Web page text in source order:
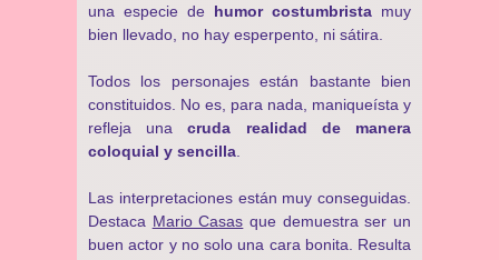
una especie de humor costumbrista muy
bien llevado, no hay esperpento, ni sátira.
Todos los personajes están bastante bien
constituidos. No es, para nada, maniqueísta y
refleja unacruda realidad de manera
coloquial y sencilla
Las interpretaciones están muy conseguidas.
Destaca Mario Casas que demuestra ser un
buen actor y no solo una cara bonita. Resulta